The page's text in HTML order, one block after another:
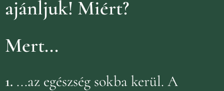
ajánljuk! Miért?
Mert...
1. ...az egészség sokba kerül. A